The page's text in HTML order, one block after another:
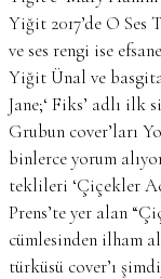
Yiğit 2017’de O Ses
ve ses rengi ise
Yiğit Ünal ve
Jane;‘ Fiks’ adlı ilk
Grubun cover’ları
binlerce yorum
teklileri ‘Çiçekler
Prens’te yer alan
cümlesinden ilham
türküsü cover’ı